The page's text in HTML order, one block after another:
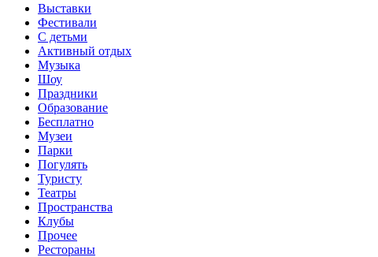
Выставки
Фестивали
С детьми
Активный отдых
Музыка
Шоу
Праздники
Образование
Бесплатно
Музеи
Парки
Погулять
Туристу
Театры
Пространства
Клубы
Прочее
Рестораны